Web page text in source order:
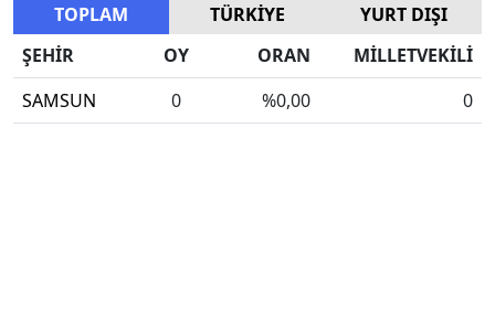
TOPLAM TÜRKİYE
YURT DIŞI
ŞEHİR
OY ORAN
MİLLETVEKİLİ
SAMSUN
0 %0,00 0